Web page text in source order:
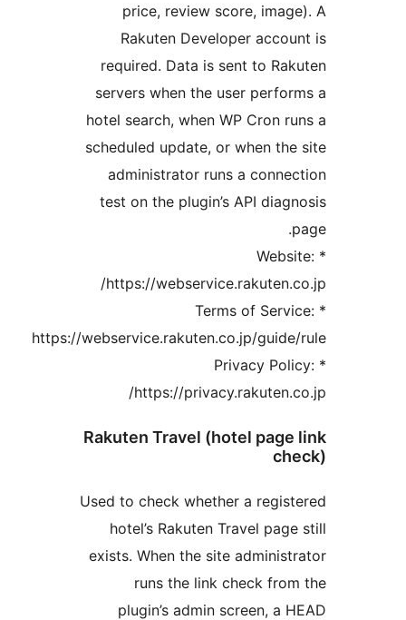
price, review score,
Rakuten Developer
required. Data is sent to
servers when the user
hotel search, when WP Cron
scheduled update, or when
administrator runs a
test on the plugin’s API
https://
* Terms of
https://webservice.rakuten.co.jp/
* Privacy
https://
Rakuten Travel (hotel
Used to check whether a
hotel’s Rakuten Travel
exists. When the site
runs the link check
plugin’s admin screen, a